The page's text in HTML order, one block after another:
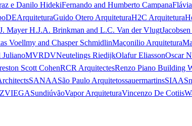
e Danilo HidekiFernando and Humberto Campana
Guido Otero ArquiteturaH2C Arquitetura
J. Mayer H.J.A. Brinkman and L.C. Van der Vlugt
Voellmy and Chasper SchmidlinMaçonilio Arquitetura
MVRDVNeutelings RiedijkOlafur EliassonOscar
Scott CohenRCR ArquitectesRenzo Piano Building
SANAASão Paulo ArquitetossauermartinsSIAA
undiúvãoVapor ArquiteturaVincenzo De Cotiis